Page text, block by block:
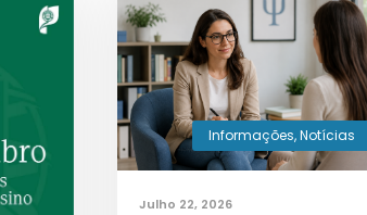
Informações, Notícias
Julho 22, 2026